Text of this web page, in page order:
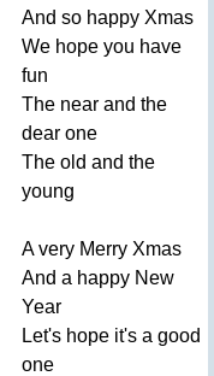
And so happy Xmas
We hope you have
fun
The near and the
dear one
The old and the
young
A very Merry Xmas
And a happy New
Year
Let's hope it's a good
one